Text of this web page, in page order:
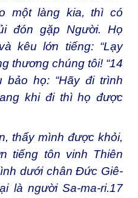
một làng kia, thì có
đón gặp Người. Họ
kêu lớn tiếng: “Lạy
thương chúng tôi! “14
bảo họ: “Hãy đi trình
khi đi thì họ được
thấy mình được khỏi,
tiếng tôn vinh Thiên
dưới chân Đức Giê-
là người Sa-ma-ri.17